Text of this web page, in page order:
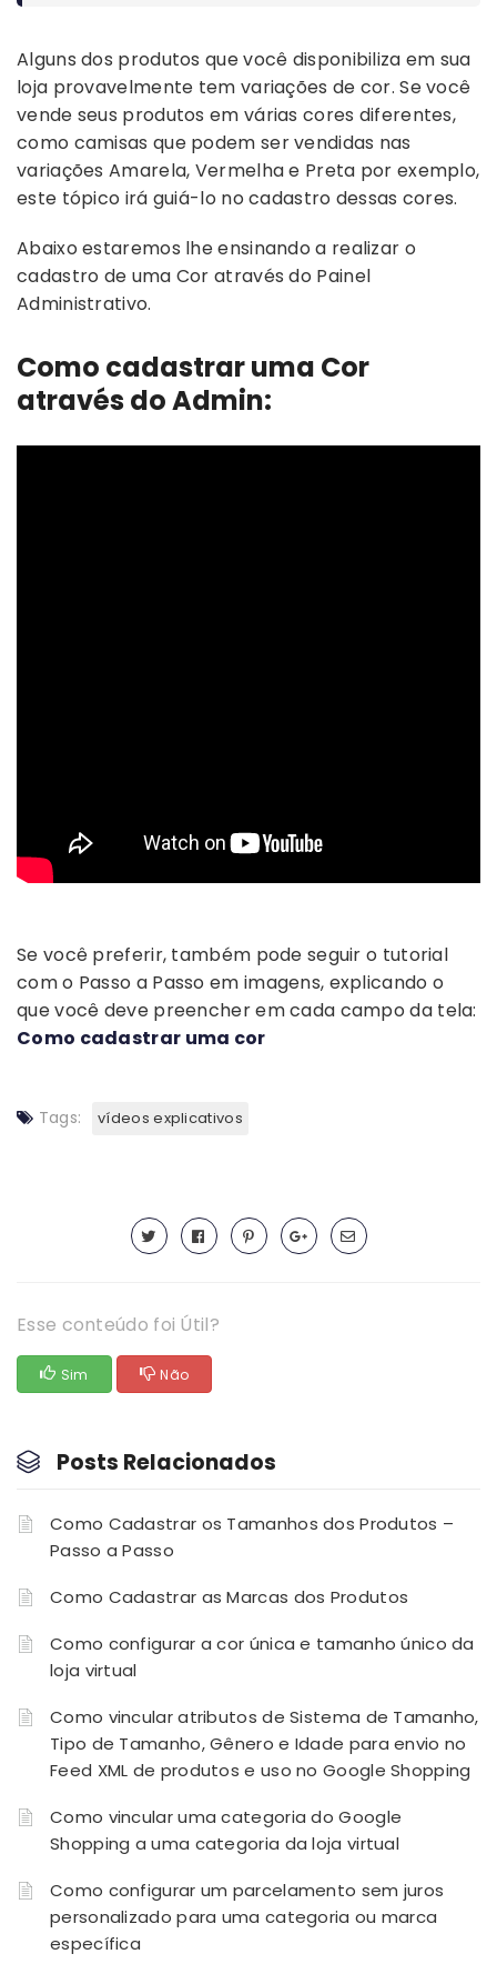
Alguns dos produtos que você disponibiliza em sua
loja provavelmente tem variações de cor. Se você
vende seus produtos em várias cores diferentes,
como camisas que podem ser vendidas nas
variações Amarela, Vermelha e Preta por exemplo,
este tópico irá guiá-lo no cadastro dessas cores.
Abaixo estaremos lhe ensinando a realizar o
cadastro de uma Cor através do Painel
Administrativo.
Como cadastrar uma Cor
através do Admin:
Se você preferir, também pode seguir o tutorial
com o Passo a Passo em imagens, explicando o
que você deve preencher em cada campo da tela:
Como cadastrar uma cor
Tags: vídeos explicativos
Esse conteúdo foi Útil?
Sim Não
Posts Relacionados
Como Cadastrar os Tamanhos dos Produtos –
Passo a Passo
Como Cadastrar as Marcas dos Produtos
Como configurar a cor única e tamanho único da
loja virtual
Como vincular atributos de Sistema de Tamanho,
Tipo de Tamanho, Gênero e Idade para envio no
Feed XML de produtos e uso no Google Shopping
Como vincular uma categoria do Google
Shopping a uma categoria da loja virtual
Como configurar um parcelamento sem juros
personalizado para uma categoria ou marca
específica